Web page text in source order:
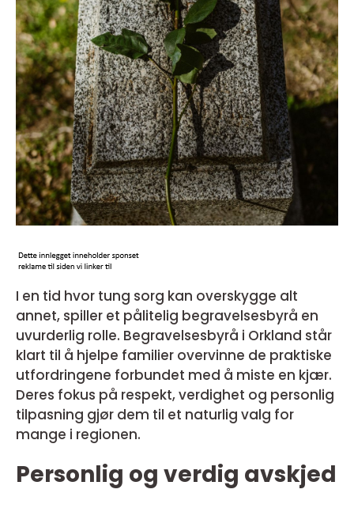
I en tid hvor tung sorg kan overskygge alt
annet, spiller et pålitelig begravelsesbyrå en
uvurderlig rolle. Begravelsesbyrå i Orkland står
klart til å hjelpe familier overvinne de praktiske
utfordringene forbundet med å miste en kjær.
Deres fokus på respekt, verdighet og personlig
tilpasning gjør dem til et naturlig valg for
mange i regionen.
Personlig og verdig avskjed